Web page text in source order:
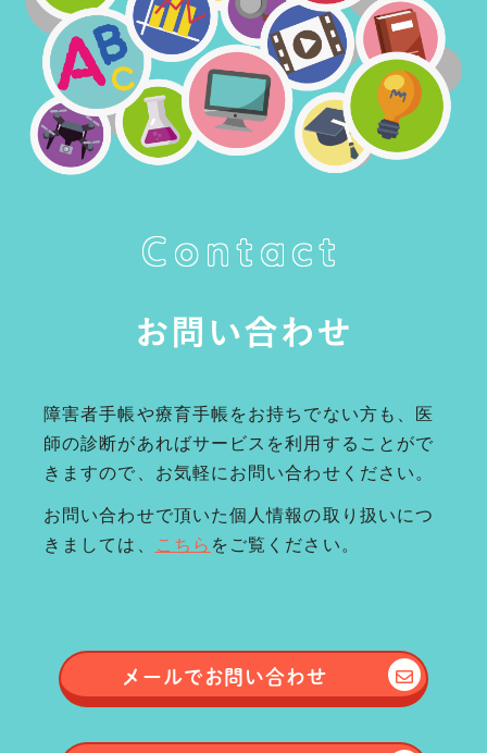
Contact
お問い合わせ
障害者手帳や療育手帳をお持ちでない方も、医
師の診断があればサービスを利用することがで
きますので、お気軽にお問い合わせください。
お問い合わせで頂いた個人情報の取り扱いにつ
きましては、
こちら をご覧ください。
メールでお問い合わせ